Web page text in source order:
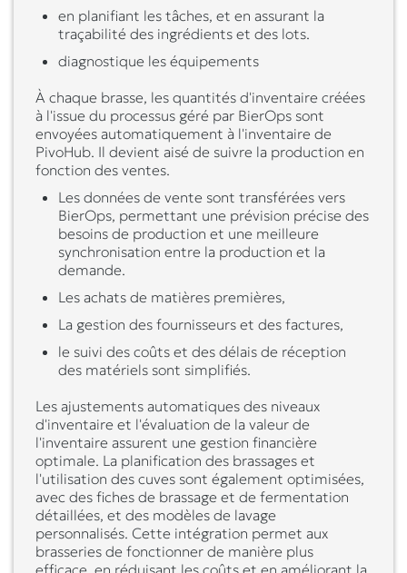
en planifiant les tâches, et en assurant la
traçabilité des ingrédients et des lots.
diagnostique les équipements
À chaque brasse, les quantités d'inventaire créées
à l'issue du processus géré par BierOps sont
envoyées automatiquement à l'inventaire de
PivoHub. Il devient aisé de suivre la production en
fonction des ventes.
Les données de vente sont transférées vers
BierOps, permettant une prévision précise des
besoins de production et une meilleure
synchronisation entre la production et la
demande.
Les achats de matières premières,
La gestion des fournisseurs et des factures,
le suivi des coûts et des délais de réception
des matériels sont simplifiés.
Les ajustements automatiques des niveaux
d'inventaire et l'évaluation de la valeur de
l'inventaire assurent une gestion financière
optimale. La planification des brassages et
l'utilisation des cuves sont également optimisées,
avec des fiches de brassage et de fermentation
détaillées, et des modèles de lavage
personnalisés. Cette intégration permet aux
brasseries de fonctionner de manière plus